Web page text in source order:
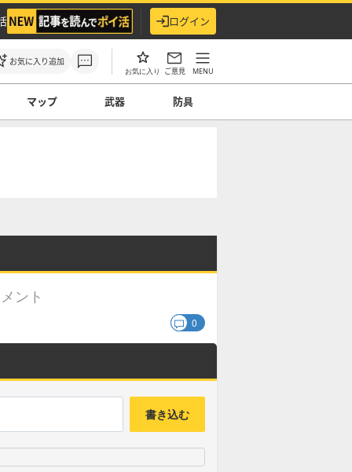
ログイン
お気に入り追加
お気に入り ご意見 MENU
マップ 武器 防具
ント
0
書き込む